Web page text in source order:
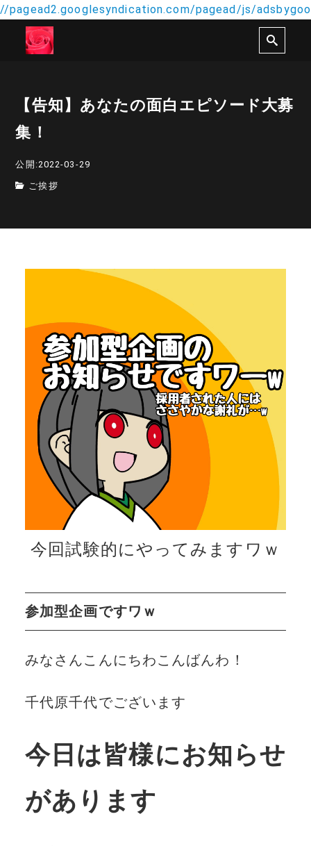
//pagead2.googlesyndication.com/pagead/js/
【告知】あなたの面白エピソード大募
集！
公開:2022-03-29
ご挨拶
今回試験的にやってみますワｗ
参加型企画ですワｗ
みなさんこんにちわこんばんわ！
千代原千代でございます
今日は皆様にお知らせ
があります